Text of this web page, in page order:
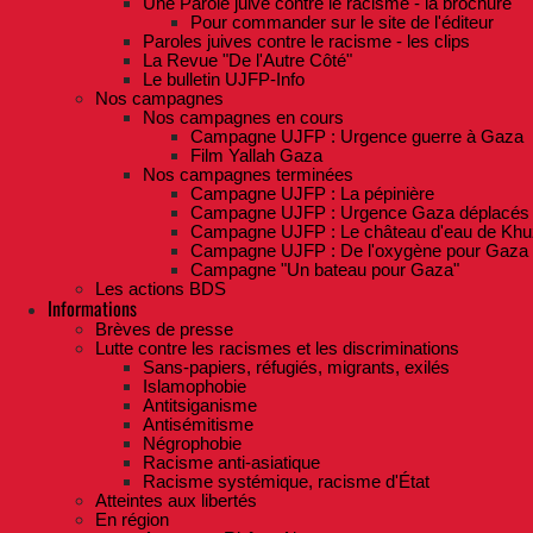
Pour commander sur le site de l'éditeur
Paroles juives contre le racisme - les clips
La Revue "De l'Autre Côté"
Le bulletin UJFP-Info
Nos campagnes
Nos campagnes en cours
Campagne UJFP : Urgence guerre à Gaza
Film Yallah Gaza
Nos campagnes terminées
Campagne UJFP : La pépinière
Campagne UJFP : Urgence Gaza déplacés
Campagne UJFP : Le château d'eau de
Campagne UJFP : De l'oxygène pour Gaza
Campagne "Un bateau pour Gaza"
Les actions BDS
Informations
Brèves de presse
Lutte contre les racismes et les discriminations
Sans-papiers, réfugiés, migrants, exilés
Islamophobie
Antitsiganisme
Antisémitisme
Négrophobie
Racisme anti-asiatique
Racisme systémique, racisme d'État
Atteintes aux libertés
En région